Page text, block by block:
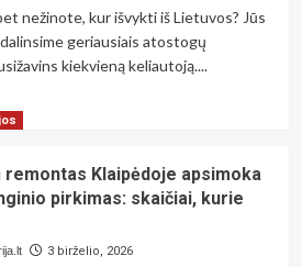
nežinote, kur išvykti iš Lietuvos? Jūs
geriausiais atostogų
kiekvieną keliautoją....
remontas Klaipėdoje apsimoka
pirkimas: skaičiai, kurie
3 birželio, 2026